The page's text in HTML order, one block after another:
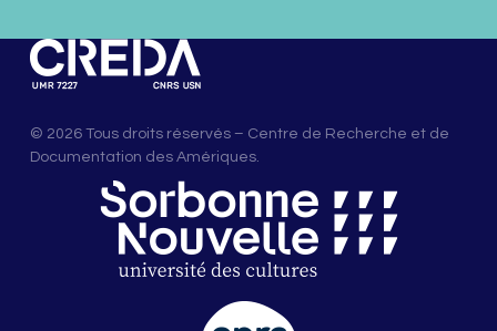
© 2026 Tous droits réservés – Centre de Recherche et de
Documentation des Amériques.